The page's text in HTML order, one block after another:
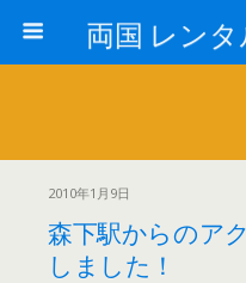
2010年1月9日
森下駅からのア
しました！